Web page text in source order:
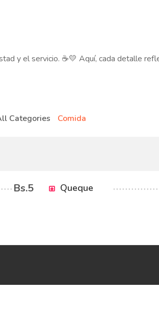
y el servicio. ☕💛 Aquí, cada detalle
Categories Comida
Bs.5 Queque